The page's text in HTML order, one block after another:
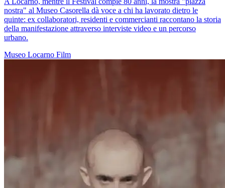
nostra" al Museo Casorella dà voce a chi ha lavorato dietro le
quinte: ex collaboratori, residenti e commercianti raccontano la storia
della manifestazione attraverso interviste video e un percorso
urbano.
Museo Locarno Film